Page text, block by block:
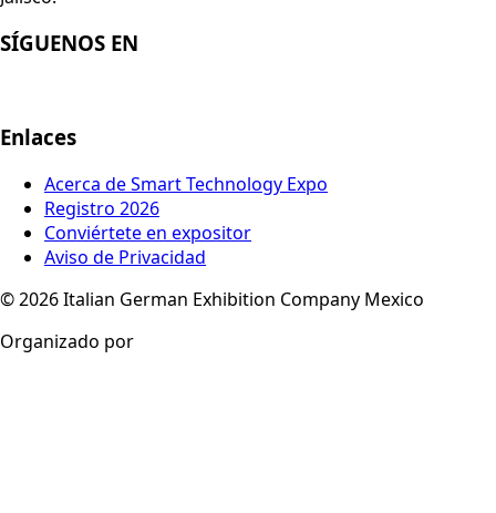
SÍGUENOS EN
Enlaces
Acerca de Smart Technology Expo
Registro 2026
Conviértete en expositor
Aviso de Privacidad
© 2026Italian German Exhibition Company Mexico
Organizado por